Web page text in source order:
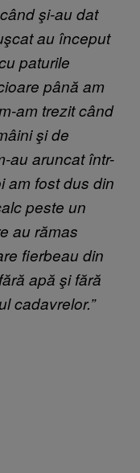
şi-au dat
au început
paturile
până am
am trezit când
şi de
au aruncat într-
fost dus din
peste un
au rămas
fierbeau din
apă şi fără
cadavrelor.”